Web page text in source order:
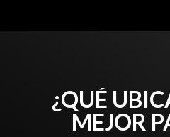
¿QUÉ
MEJOR